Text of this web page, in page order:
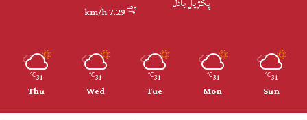
7.29 km/h
31
℃
Sun
31
℃
Mon
31
℃
Tue
31
℃
Wed
31
℃
Thu